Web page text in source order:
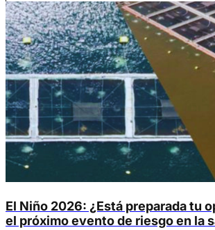
[…]
El Niño 2026: ¿Está preparada tu
el próximo evento de riesgo en la